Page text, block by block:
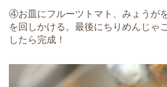
④お皿にフルーツトマト、みょうが
を回しかける。最後にちりめんじゃ
したら完成！